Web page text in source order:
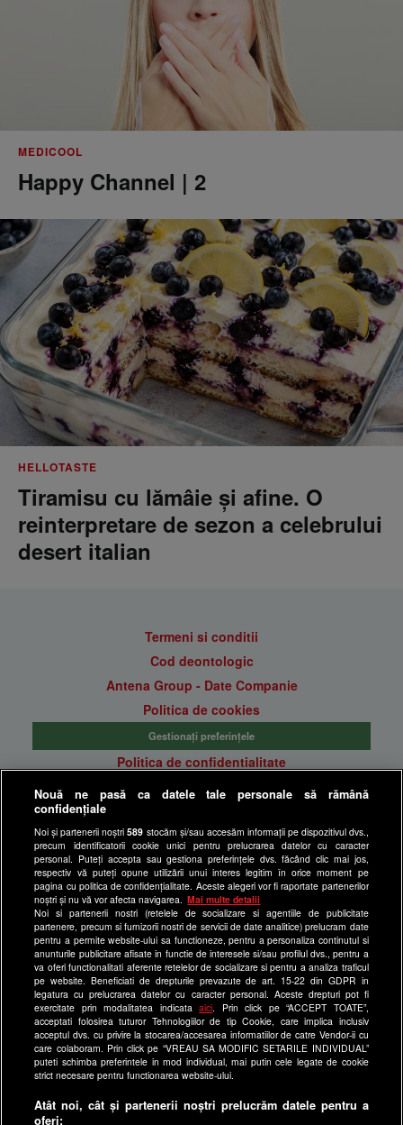
MEDICOOL
Happy Channel | 2
HELLOTASTE
Tiramisu cu lămâie și afine. O
reinterpretare de sezon a celebrului
desert italian
Termeni si conditii
Cod deontologic
Antena Group - Date Companie
Politica de cookies
Gestionați preferințele
Politica de confidentialitate
Anunturi gratuite pe Lajumate.ro
Program Happy Channel
Echipa editorială
Site-uri Antena Group
a1.ro
antenastars.ro
as.ro
catine.ro
chefi.ro
deparinti.ro
medicool.ro
spynews.ro
Nouă ne pasă ca datele tale personale să rămână
confidențiale
Noi și partenerii noștri589 stocăm și/sau accesăm informații pe dispozitivul dvs.,
precum identificatorii cookie unici pentru prelucrarea datelor cu caracter
personal. Puteți accepta sau gestiona preferințele dvs. făcând clic mai jos,
respectiv vă puteți opune utilizării unui interes legitim în orice moment pe
pagina cu politica de confidențialitate. Aceste alegeri vor fi raportate partenerilor
noștri și nu vă vor afecta navigarea.
Mai multe detalii
Noi si partenerii nostri (retelele de socializare si agentiile de publicitate
partenere, precum si furnizorii nostri de servicii de date analitice) prelucram date
pentru a permite website-ului sa functioneze, pentru a personaliza continutul si
anunturile publicitare afisate in functie de interesele si/sau profilul dvs., pentru a
va oferi functionalitati aferente retelelor de socializare si pentru a analiza traficul
pe website. Beneficiati de drepturile prevazute de art. 15-22 din GDPR in
legatura cu prelucrarea datelor cu caracter personal. Aceste drepturi pot fi
exercitate prin modalitatea indicataaici . Prin click pe “ACCEPT TOATE”,
acceptati folosirea tuturor Tehnologiilor de tip Cookie, care implica inclusiv
acceptul dvs. cu privire la stocarea/accesarea informatiilor de catre Vendor-ii cu
care colaboram. Prin click pe “VREAU SA MODIFIC SETARILE INDIVIDUAL”
puteti schimba preferintele in mod individual, mai putin cele legate de cookie
strict necesare pentru functionarea website-ului.
Atât noi, cât și partenerii noștri prelucrăm datele pentru a
oferi: